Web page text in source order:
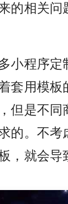
的相关问
程序定
套用模板
但是不同
的。不考
，就会导